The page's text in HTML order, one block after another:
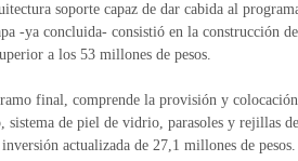
soporte capaz de dar cabida al
-ya concluida- consistió en la construcción
a los 53 millones de pesos.
final, comprende la provisión y
sistema de piel de vidrio, parasoles y rejillas
actualizada de 27,1 millones de pesos.